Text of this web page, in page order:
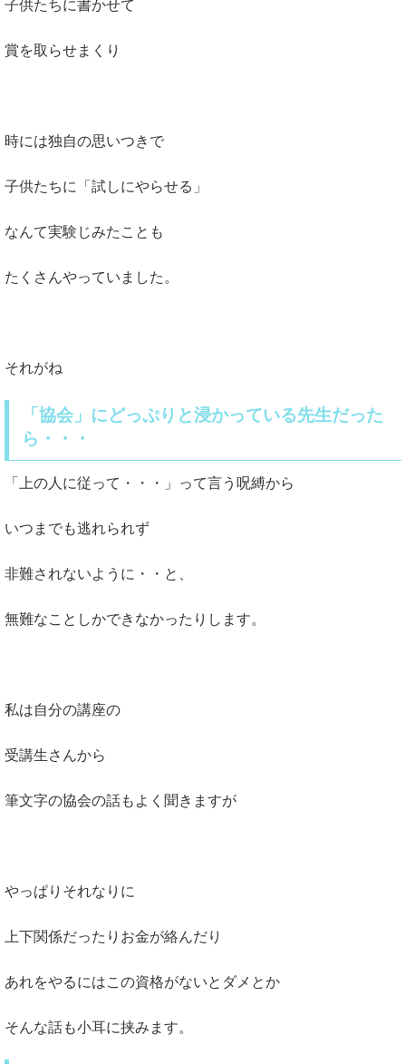
子供たちに書かせて
賞を取らせまくり
時には独自の思いつきで
子供たちに「試しにやらせる」
なんて実験じみたことも
たくさんやっていました。
それがね
「協会」にどっぷりと浸かっている先生だった
ら・・・
「上の人に従って・・・」って言う呪縛から
いつまでも逃れられず
非難されないように・・と、
無難なことしかできなかったりします。
私は自分の講座の
受講生さんから
筆文字の協会の話もよく聞きますが
やっぱりそれなりに
上下関係だったりお金が絡んだり
あれをやるにはこの資格がないとダメとか
そんな話も小耳に挟みます。